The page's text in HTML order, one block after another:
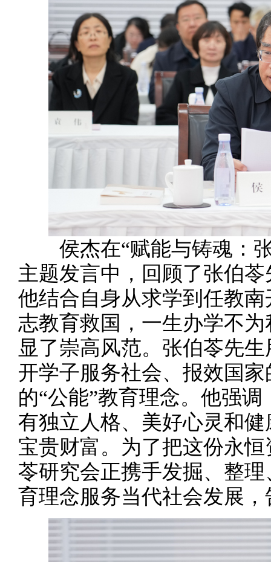
侯杰在“赋能与铸魂：张
主题发言中，回顾了张伯
他结合自身从求学到任教
志教育救国，一生办学不
显了崇高风范。张伯苓先
开学子服务社会、报效国
的“公能”教育理念。他强
有独立人格、美好心灵和
宝贵财富。为了把这份永
苓研究会正携手发掘、整
育理念服务当代社会发展